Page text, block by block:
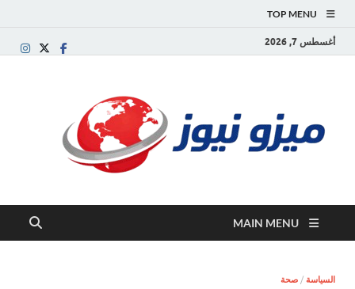
TOP MENU
أغسطس 7, 2026
MAIN MENU
السياسة / صحة